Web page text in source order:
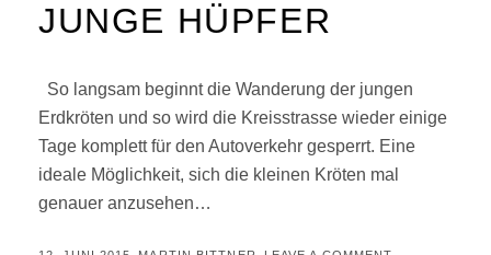
JUNGE HÜPFER
So langsam beginnt die Wanderung der jungen
Erdkröten und so wird die Kreisstrasse wieder einige
Tage komplett für den Autoverkehr gesperrt. Eine
ideale Möglichkeit, sich die kleinen Kröten mal
genauer anzusehen…